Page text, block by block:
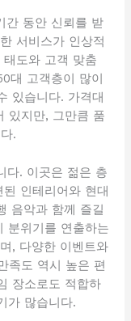
간 동안 신뢰를 받
서비스가 인상적
도와 고객 맞춤
대 고객층이 많이
있습니다. 가격대
있지만, 그만큼 품
.
다. 이곳은 젊은 층
인테리어와 현대
음악과 함께 즐길
분위기를 연출하는
, 다양한 이벤트와
족도 역시 높은 편
장소로도 적합하
가 많습니다.